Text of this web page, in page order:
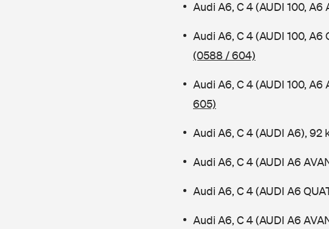
Audi A6, C 4 (AUDI 100, A6
Audi A6, C 4 (AUDI 100, A6
(0588 / 604)
Audi A6, C 4 (AUDI 100, A6
605)
Audi A6, C 4 (AUDI A6), 92
Audi A6, C 4 (AUDI A6
Audi A6, C 4 (AUDI A6
Audi A6, C 4 (AUDI A6